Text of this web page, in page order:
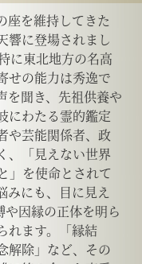
座を維持してきた
響に登場されまし
に東北地方の名高
せの能力は秀逸で
を聞き、先祖供養や
にわたる霊的鑑定
や芸能関係者、政
、「見えない世界
」を使命とされて
みにも、目に見え
や因縁の正体を明ら
れます。​​「縁結
解除」など、その